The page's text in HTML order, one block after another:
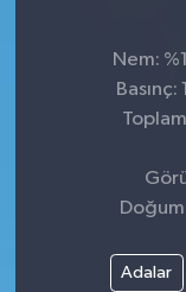
Nem:
Adalar